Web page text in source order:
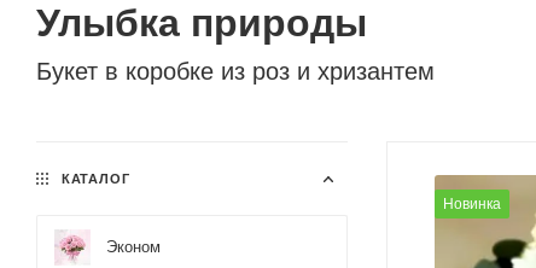
Букет в коробке из роз и хризантем
Улыбка природы
Новинка
КАТАЛОГ
Эконом